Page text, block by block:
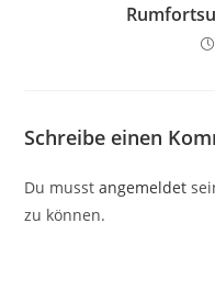
Schreibe einen
Du musstangemeldet
zu können.